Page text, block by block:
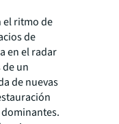
el ritmo de
de
en el radar
un
de nuevas